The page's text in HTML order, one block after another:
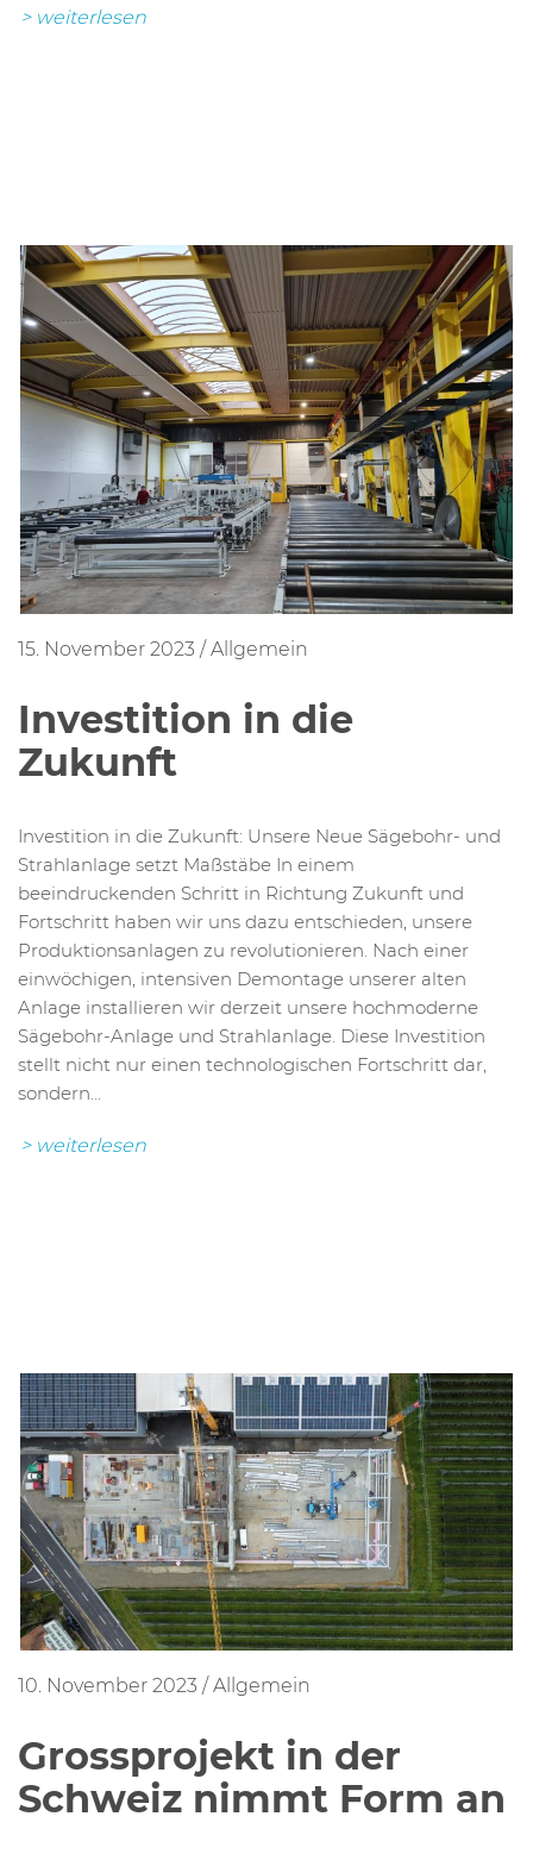
> weiterlesen
15. November 2023 / Allgemein
Investition in die
Zukunft
Investition in die Zukunft: Unsere Neue Sägebohr- und
Strahlanlage setzt Maßstäbe In einem
beeindruckenden Schritt in Richtung Zukunft und
Fortschritt haben wir uns dazu entschieden, unsere
Produktionsanlagen zu revolutionieren. Nach einer
einwöchigen, intensiven Demontage unserer alten
Anlage installieren wir derzeit unsere hochmoderne
Sägebohr-Anlage und Strahlanlage. Diese Investition
stellt nicht nur einen technologischen Fortschritt dar,
sondern...
> weiterlesen
10. November 2023 /Allgemein
Grossprojekt in der
Schweiz nimmt Form an